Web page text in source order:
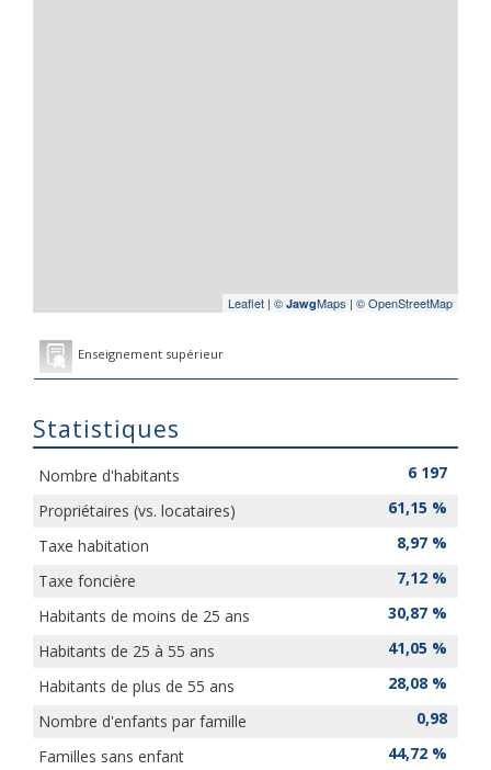
Leaflet | © JawgMaps | © OpenStreetMap
Enseignement supérieur
Statistiques
Nombre d'habitants
6 197
Propriétaires (vs. locataires)
61,15 %
Taxe habitation
8,97 %
Taxe foncière
7,12 %
Habitants de moins de 25 ans
30,87 %
Habitants de 25 à 55 ans
41,05 %
Habitants de plus de 55 ans
28,08 %
Nombre d'enfants par famille
0,98
Familles sans enfant
44,72 %